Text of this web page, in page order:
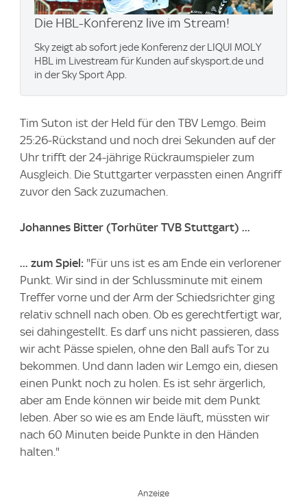
Die HBL-Konferenz live im Stream!
Sky zeigt ab sofort jede Konferenz der LIQUI MOLY
HBL im Livestream für Kunden auf skysport.de und
in der Sky Sport App.
Tim Suton ist der Held für den TBV Lemgo. Beim
25:26-Rückstand und noch drei Sekunden auf der
Uhr trifft der 24-jährige Rückraumspieler zum
Ausgleich. Die Stuttgarter verpassten einen Angriff
zuvor den Sack zuzumachen.
Johannes Bitter (Torhüter TVB Stuttgart) ...
... zum Spiel: "Für uns ist es am Ende ein verlorener
Punkt. Wir sind in der Schlussminute mit einem
Treffer vorne und der Arm der Schiedsrichter ging
relativ schnell nach oben. Ob es gerechtfertigt war,
sei dahingestellt. Es darf uns nicht passieren, dass
wir acht Pässe spielen, ohne den Ball aufs Tor zu
bekommen. Und dann laden wir Lemgo ein, diesen
einen Punkt noch zu holen. Es ist sehr ärgerlich,
aber am Ende können wir beide mit dem Punkt
leben. Aber so wie es am Ende läuft, müssten wir
nach 60 Minuten beide Punkte in den Händen
halten."